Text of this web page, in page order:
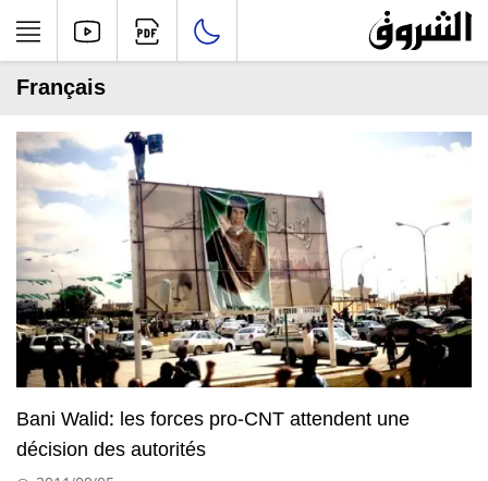
Français
Bani Walid: les forces pro-CNT attendent une
décision des autorités